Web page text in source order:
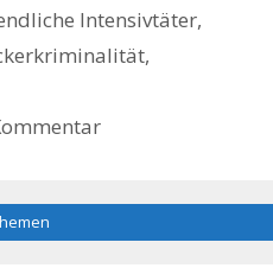
Intensivtäter,
,